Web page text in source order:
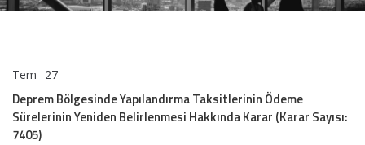
Tem 27
Yapılandırma
Taksitlerinin
Deprem Bölgesinde Yapılandırma Taksitlerinin Ödeme
Sürelerinin Yeniden Belirlenmesi Hakkında Karar (Karar Sayısı:
7405)